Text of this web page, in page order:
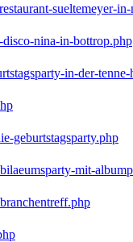
sueltemeyer-
nina-in-bottrop.php
in-der-tenne-
geburtstagsparty.php
mit-